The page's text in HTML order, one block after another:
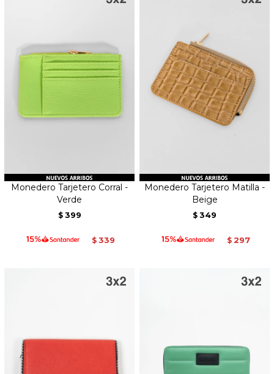
Monedero Tarjetero Corral -
Verde
$ 399
$ 339
Monedero Tarjetero Matilla -
Beige
$ 349
$ 297